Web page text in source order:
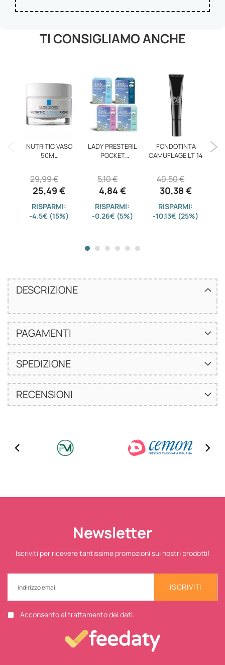
TI CONSIGLIAMO ANCHE
NUTRITIC VASO
50ML
25,49 €
29,99 €
RISPARMI:
-4.5€ (15%)
LADY PRESTERIL
POCKET
4,84 €
5,10 €
RISPARMI:
-0.26€ (5%)
FONDOTINTA
CAMUFLAGE LT 14
30,38 €
40,50 €
RISPARMI:
-10.13€ (25%)
DESCRIZIONE
PAGAMENTI
SPEDIZIONE
RECENSIONI
Newsletter
Iscriviti per ricevere tantissime promozioni sui nostri prodotti!
ISCRIVITI
Acconsento al trattamento dei dati.